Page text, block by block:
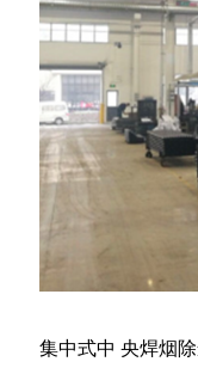
集中式中 央焊烟